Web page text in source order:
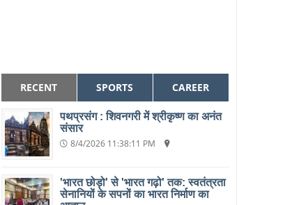
RECENT SPORTS CAREER
पथप्रसंग : शिवनगरी में श्रीकृष्ण का अनंत
संसार
8/4/2026 11:38:11 PM
'भारत छोड़ो' से 'भारत गढ़ो' तक: स्वतंत्रता
सेनानियों के सपनों का भारत निर्माण का